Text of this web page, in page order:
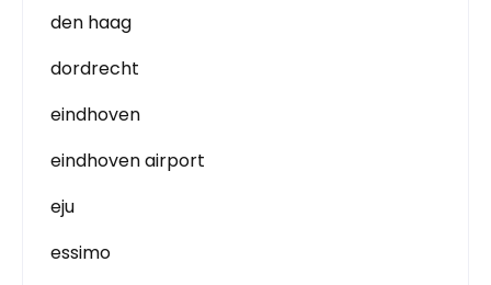
den haag
dordrecht
eindhoven
eindhoven airport
eju
essimo